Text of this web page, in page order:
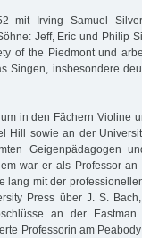
mit Irving Samuel Silver
Jeff, Eric und Philip
of the Piedmont und
Singen, insbesondere
in den Fächern Violine
Hill sowie an der
Geigenpädagogen
war er als Professor
lang mit der
Press über J. S.
an der
Professorin am